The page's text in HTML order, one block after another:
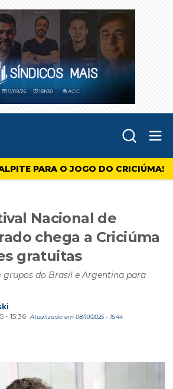
PARA O JOGO DO CRICIÚMA!
Nacional de
chega a Criciúma
gratuitas
do Brasil e Argentina para
- 15:36
Atualizado em 08/10/2025 - 15:44